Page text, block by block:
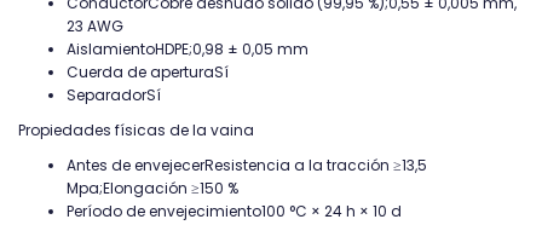
23 AWG
AislamientoHDPE;0,98 ± 0,05 mm
Cuerda de aperturaSí
SeparadorSí
Propiedades físicas de la vaina
Antes de envejecerResistencia a la tracción ≥13,5
Mpa;Elongación ≥150 %
Período de envejecimiento100 °C × 24 h × 10 d